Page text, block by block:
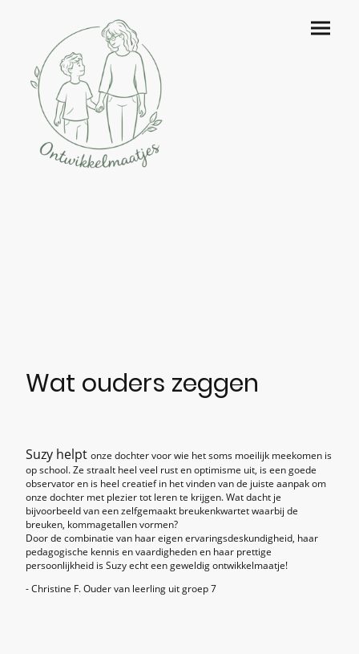
Wat ouders zeggen
Suzy helpt onze dochter voor wie het soms moeilijk meekomen is
op school. Ze straalt heel veel rust en optimisme uit, is een goede
observator en is heel creatief in het vinden van de juiste aanpak om
onze dochter met plezier tot leren te krijgen. Wat dacht je
bijvoorbeeld van een zelfgemaakt breukenkwartet waarbij de
breuken, kommagetallen vormen?
Door de combinatie van haar eigen ervaringsdeskundigheid, haar
pedagogische kennis en vaardigheden en haar prettige
persoonlijkheid is Suzy echt een geweldig ontwikkelmaatje!
- Christine F. Ouder van leerling uit groep 7